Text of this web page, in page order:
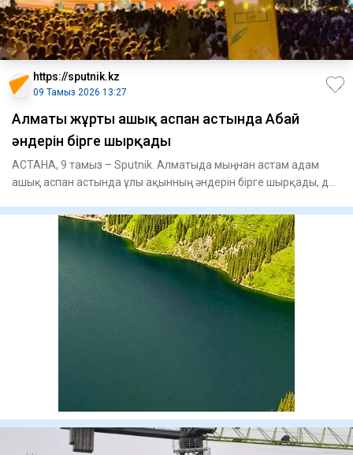
https://sputnik.kz
09 Тамыз 2026 13:27
Алматы жұрты ашық аспан астында Абай
әндерін бірге шырқады
АСТАНА, 9 тамыз – Sputnik. Алматыда мыңнан астам адам
ашық аспан астында ұлы ақынның әндерін бірге шырқады, деп